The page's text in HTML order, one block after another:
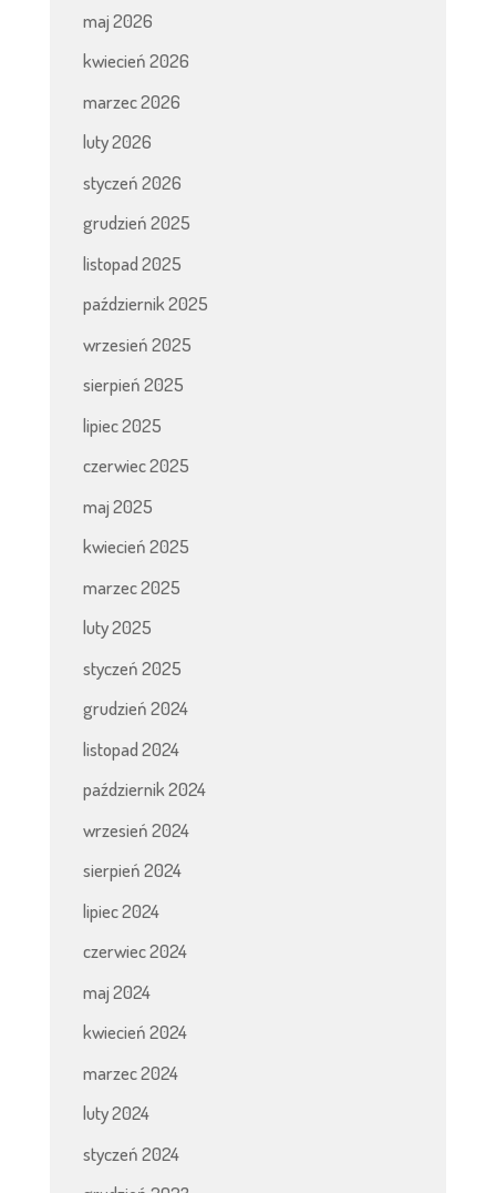
maj 2026
kwiecień 2026
marzec 2026
luty 2026
styczeń 2026
grudzień 2025
listopad 2025
październik 2025
wrzesień 2025
sierpień 2025
lipiec 2025
czerwiec 2025
maj 2025
kwiecień 2025
marzec 2025
luty 2025
styczeń 2025
grudzień 2024
listopad 2024
październik 2024
wrzesień 2024
sierpień 2024
lipiec 2024
czerwiec 2024
maj 2024
kwiecień 2024
marzec 2024
luty 2024
styczeń 2024